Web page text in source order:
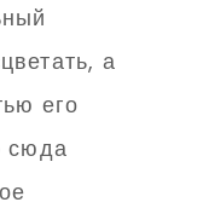
а
его
сюда